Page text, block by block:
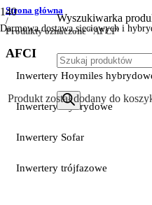
Darmowa dostawa sieciowych i
Wyszukiwarka
Produkt został dodany do
Strona główna
/
Produkty oznaczone “AFCI”
AFCI
Inwertery Hoymiles
Inwertery Hybrydowe
Inwertery Sofar
Inwertery trójfazowe